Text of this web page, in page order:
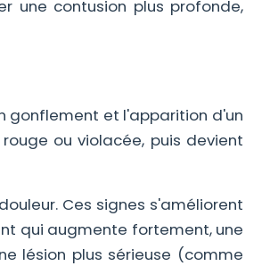
une contusion plus profonde,
gonflement et l'apparition d'un
ou violacée, puis devient
Ces signes s'améliorent
qui augmente fortement, une
lésion plus sérieuse (comme